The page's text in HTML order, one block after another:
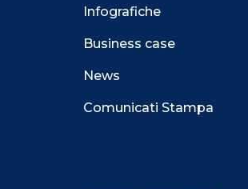
Infografiche
Business case
News
Comunicati Stampa